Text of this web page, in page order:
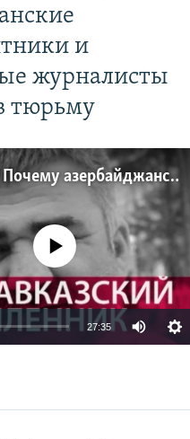
и
журналисты
тюрьму
Имидж – все. Почему азербайджанские правозащитники и независимые журналисты попадают в тюрьму
source currently available
27:35